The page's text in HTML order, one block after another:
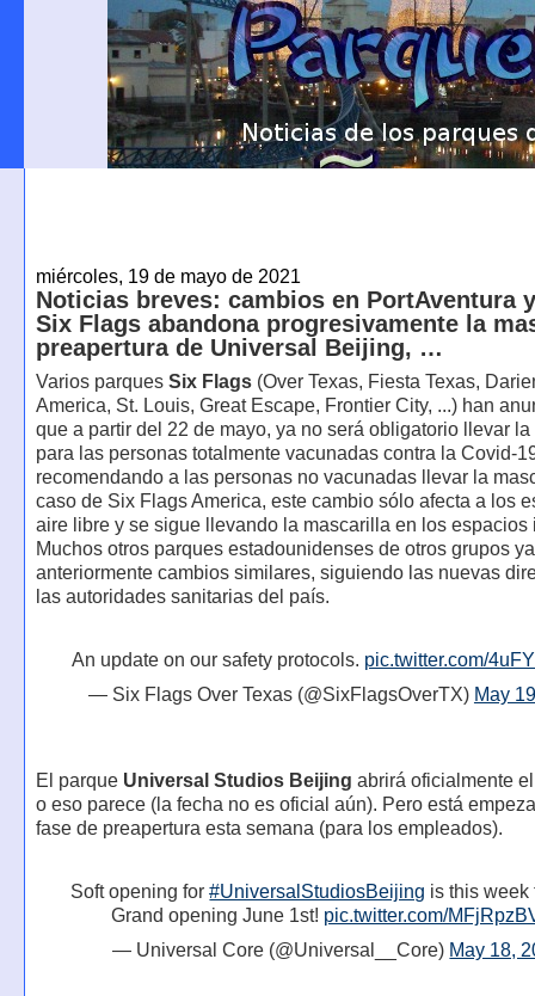
miércoles, 19 de mayo de 2021
Noticias breves: cambios en PortAventura
Six Flags abandona progresivamente la
preapertura de Universal Beijing, …
Varios parques Six Flags(Over Texas, Fiesta Texas,
America, St. Louis, Great Escape, Frontier City, ...) han
que a partir del 22 de mayo, ya no será obligatorio llevar
para las personas totalmente vacunadas contra la Covid-
recomendando a las personas no vacunadas llevar la
caso de Six Flags America, este cambio sólo afecta a los
aire libre y se sigue llevando la mascarilla en los espacios
Muchos otros parques estadounidenses de otros grupos
anteriormente cambios similares, siguiendo las nuevas
las autoridades sanitarias del país.
An update on our safety protocols. pic.twitter.com/
— Six Flags Over Texas (@SixFlagsOverTX) May
El parque Universal Studios Beijing abrirá oficialmente
o eso parece (la fecha no es oficial aún). Pero está
fase de preapertura esta semana (para los empleados).
Soft opening for#UniversalStudiosBeijing is this week
Grand opening June 1st! pic.twitter.com/
— Universal Core (@Universal__Core) May 18,